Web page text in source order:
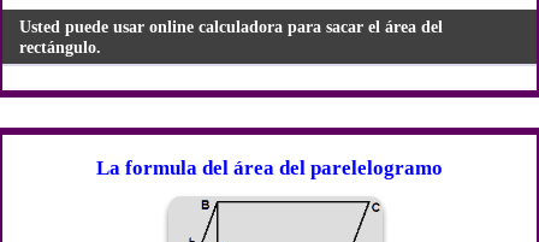
Usted puede usar online calculadora para sacar el área del
rectángulo.
La formula del área del parelelogramo